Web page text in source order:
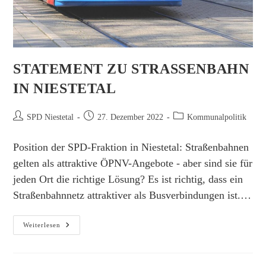
STATEMENT ZU STRASSENBAHN I
N NIESTETAL
Beitrags-SPD Niestetal
Beitrag27. Dezember 2022
Beitrags-
Kommunalpolitik
Position der SPD-Fraktion in Niestetal: Straßenbahnen
gelten als attraktive ÖPNV-Angebote - aber sind sie für
jeden Ort die richtige Lösung? Es ist richtig, dass ein
Straßenbahnnetz attraktiver als Busverbindungen ist.…
Weiterlesen
Statement
Zu